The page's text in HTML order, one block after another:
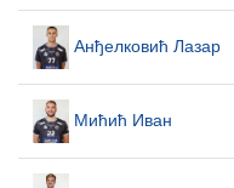
Анђелковић Лазар
Мићић Иван